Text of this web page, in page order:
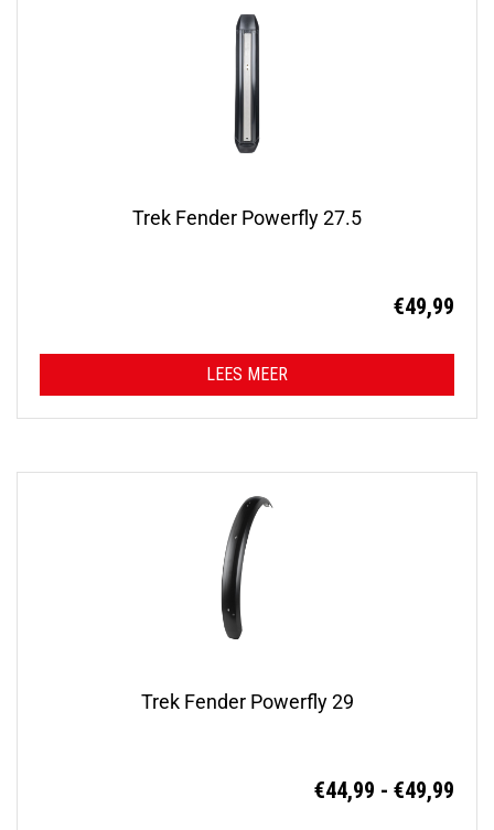
Trek Fender Powerfly 27.5
€49,99
LEES MEER
Trek Fender Powerfly 29
€44,99 - €49,99